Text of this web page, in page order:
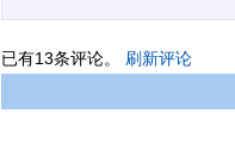
已有13条评论。 刷新评论